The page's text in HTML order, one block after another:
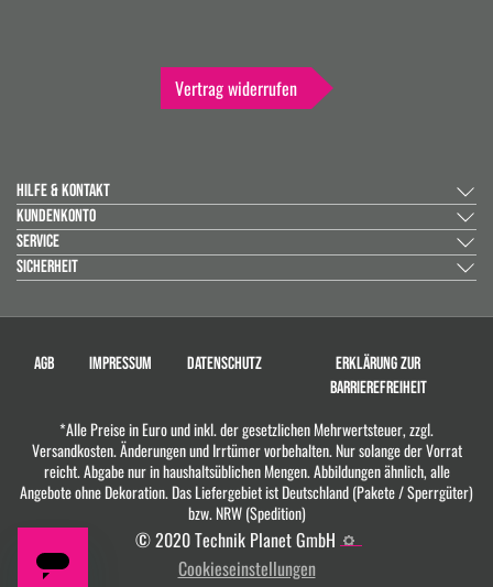
Vertrag widerrufen
HILFE & KONTAKT
KUNDENKONTO
SERVICE
SICHERHEIT
AGB IMPRESSUM DATENSCHUTZ
ERKLÄRUNG ZUR
BARRIEREFREIHEIT
*Alle Preise in Euro und inkl. der gesetzlichen Mehrwertsteuer, zzgl.
Versandkosten. Änderungen und Irrtümer vorbehalten. Nur solange der Vorrat
reicht. Abgabe nur in haushaltsüblichen Mengen. Abbildungen ähnlich, alle
Angebote ohne Dekoration. Das Liefergebiet ist Deutschland (Pakete / Sperrgüter)
bzw. NRW (Spedition)
© 2020 Technik Planet GmbH
Cookieseinstellungen